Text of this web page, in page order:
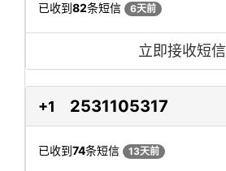
已收到82条短信 6天前
立即接收短信
+1 2531105317
已收到74条短信 13天前